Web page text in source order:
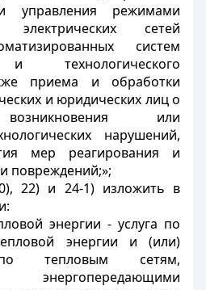
управления режимами
электрических сетей
систем
и технологического
приема и обработки
и юридических лиц о
или
нарушений,
мер реагирования и
повреждений;»;
22) и 24-1) изложить в
энергии - услуга по
энергии и (или)
по тепловым сетям,